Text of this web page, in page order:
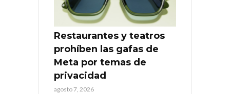
Restaurantes y teatros
prohíben las gafas de
Meta por temas de
privacidad
agosto 7, 2026